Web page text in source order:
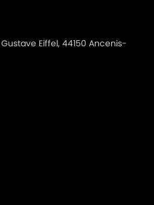
- VP 600 BASIC
- VP600 BASIC UK
Gustave Eiffel, 44150 Ancenis-